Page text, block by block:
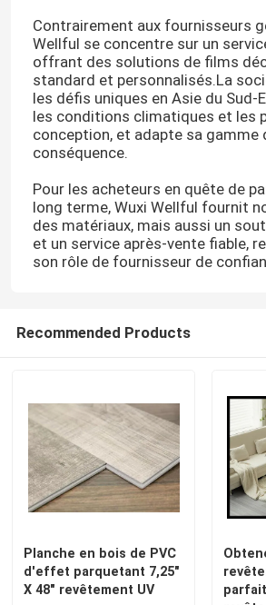
Contrairement aux fournisseurs
Wellful se concentre sur un
offrant des solutions de films
standard et personnalisés.La
les défis uniques en Asie du Sud-
les conditions climatiques et les
conception, et adapte sa gamme
conséquence.
Pour les acheteurs en quête de
long terme, Wuxi Wellful fournit
des matériaux, mais aussi un
et un service après-vente fiable,
son rôle de fournisseur de
Recommended Products
Planche en bois de PVC
d'effet parquetant 7,25"
X 48" revêtement UV